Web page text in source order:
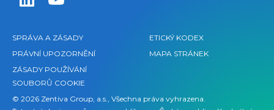
SPRÁVA A ZÁSADY
PRÁVNÍ UPOZORNĚNÍ
ZÁSADY POUŽÍVÁNÍ
SOUBORŮ COOKIE
ETICKÝ KODEX
MAPA STRÁNEK
© 2026 Zentiva Group, a.s., Všechna práva vyhrazena.